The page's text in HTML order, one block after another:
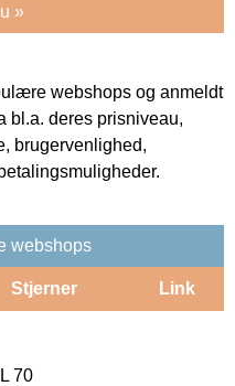
»
webshops og anmeldt
bl.a. deres prisniveau,
brugervenlighed,
webshops
Stjerner Link
70